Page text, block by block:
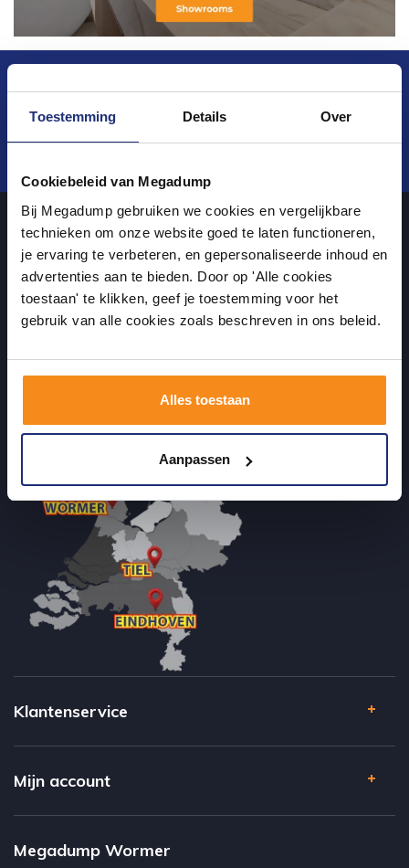
Toestemming Details Over
Cookiebeleid van Megadump
Bij Megadump gebruiken we cookies en vergelijkbare
technieken om onze website goed te laten functioneren,
je ervaring te verbeteren, en gepersonaliseerde inhoud en
advertenties aan te bieden. Door op 'Alle cookies
toestaan' te klikken, geef je toestemming voor het
gebruik van alle cookies zoals beschreven in ons beleid.
Alles toestaan
Aanpassen
ontwikkelingen
Over ons
uw sanitairwinkel in Wormer waar u niet alleen in onze showroom
Klantenservice
Mijn account
Megadump Wormer